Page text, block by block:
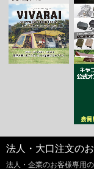
法人・大口注文の
法人・企業のお客様専用